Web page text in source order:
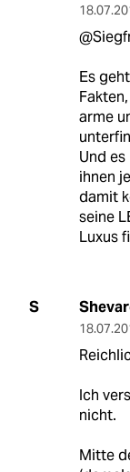
Es
arme
Und
ihnen
damit
seine
Luxus
S
Ich
nicht.
Mitte